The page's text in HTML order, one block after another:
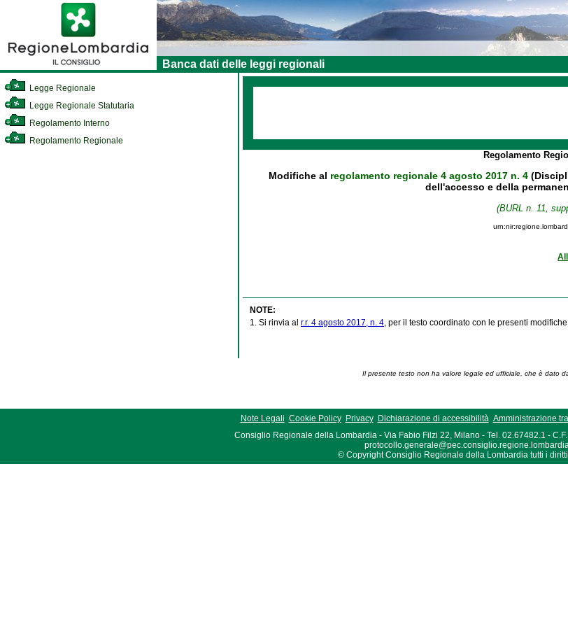
Banca dati delle leggi regionali
Legge Regionale
Legge Regionale Statutaria
Regolamento Interno
Regolamento Regionale
Regolamento
Modifiche al regolamento regionale 4 agosto 2017 n. 4
dell'accesso e della
(BURL n. 11,
NOTE:
1. Si rinvia al r.r. 4 agosto 2017, n. 4, per il testo coordinato con le presenti
Il presente testo non ha valore legale ed ufficiale, che è dato
Note Legali Cookie Policy Privacy Dichiarazione di accessibilità Amministrazione
Consiglio Regionale della Lombardia - Via Fabio Filzi 22, Milano - Tel. 02.67482.1 -
© Copyright Consiglio Regionale della Lombardia tutti i